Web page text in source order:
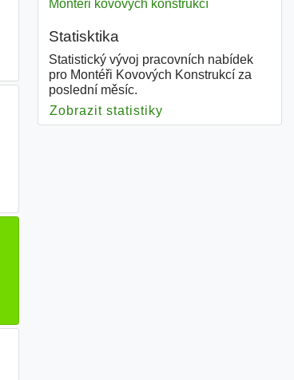
Montéři kovových konstrukcí
Statisktika
Statistický vývoj pracovních nabídek
pro Montéři Kovových Konstrukcí za
poslední měsíc.
Zobrazit statistiky